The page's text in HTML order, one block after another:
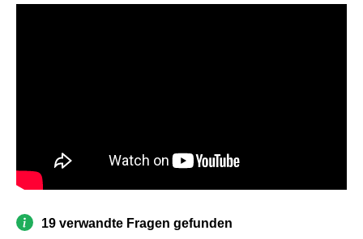
19 verwandte Fragen gefunden